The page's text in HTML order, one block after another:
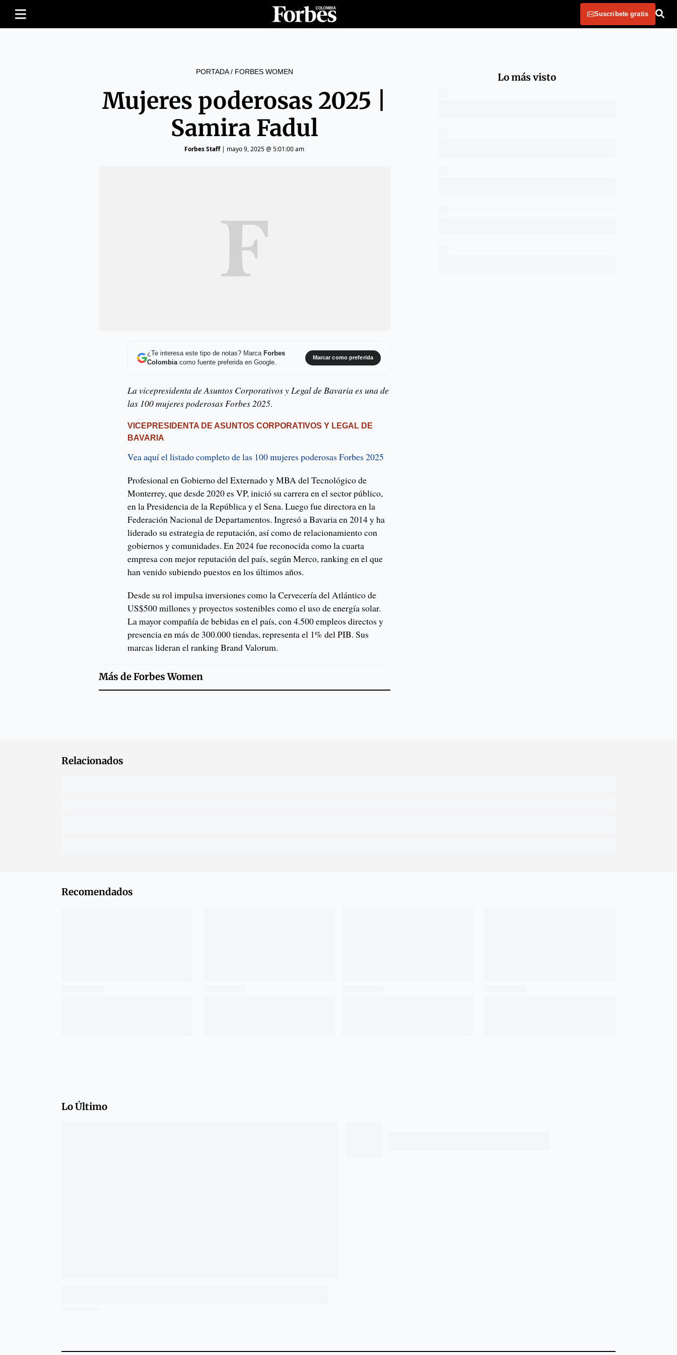
Suscribete gratis
PORTADA/ FORBES WOMEN
Mujeres poderosas 2025 |
Samira Fadul
Forbes Staff| mayo 9, 2025 @ 5:01:00 am
¿Te interesa este tipo de notas? Marca Forbes
Colombiacomo fuente preferida en Google.
Marcar como preferida
La vicepresidenta de Asuntos Corporativos y Legal de Bavaria es una de
las 100 mujeres poderosas Forbes 2025.
VICEPRESIDENTA DE ASUNTOS CORPORATIVOS Y LEGAL DE
BAVARIA
Vea aquí el listado completo de las 100 mujeres poderosas Forbes 2025
Profesional en Gobierno del Externado y MBA del Tecnológico de
Monterrey, que desde 2020 es VP, inició su carrera en el sector público,
en la Presidencia de la República y el Sena. Luego fue directora en la
Federación Nacional de Departamentos. Ingresó a Bavaria en 2014 y ha
liderado su estrategia de reputación, así como de relacionamiento con
gobiernos y comunidades. En 2024 fue reconocida como la cuarta
empresa con mejor reputación del país, según Merco, ranking en el que
han venido subiendo puestos en los últimos años.
Desde su rol impulsa inversiones como la Cervecería del Atlántico de
US$500 millones y proyectos sostenibles como el uso de energía solar.
La mayor compañía de bebidas en el país, con 4.500 empleos directos y
presencia en más de 300.000 tiendas, representa el 1% del PIB. Sus
marcas lideran el ranking Brand Valorum.
Más deForbes Women
Lo más visto
Relacionados
Recomendados
Lo Último